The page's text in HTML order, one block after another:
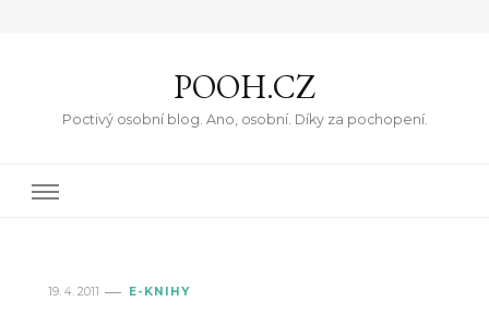
POOH.CZ
Poctivý osobní blog. Ano, osobní. Díky za pochopení.
19. 4. 2011 E-KNIHY